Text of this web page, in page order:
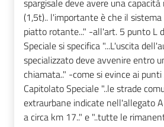
spargisale deve avere una
(1,5t).. l'importante è che il sistema
piatto rotante..." -all'art. 5 punto L
Speciale si specifica "...L'uscita
specializzato deve avvenire entro
chiamata.." -come si evince ai
Capitolato Speciale "..le strade
extraurbane indicate nell'allegato
a circa km 17.." e "..tutte le